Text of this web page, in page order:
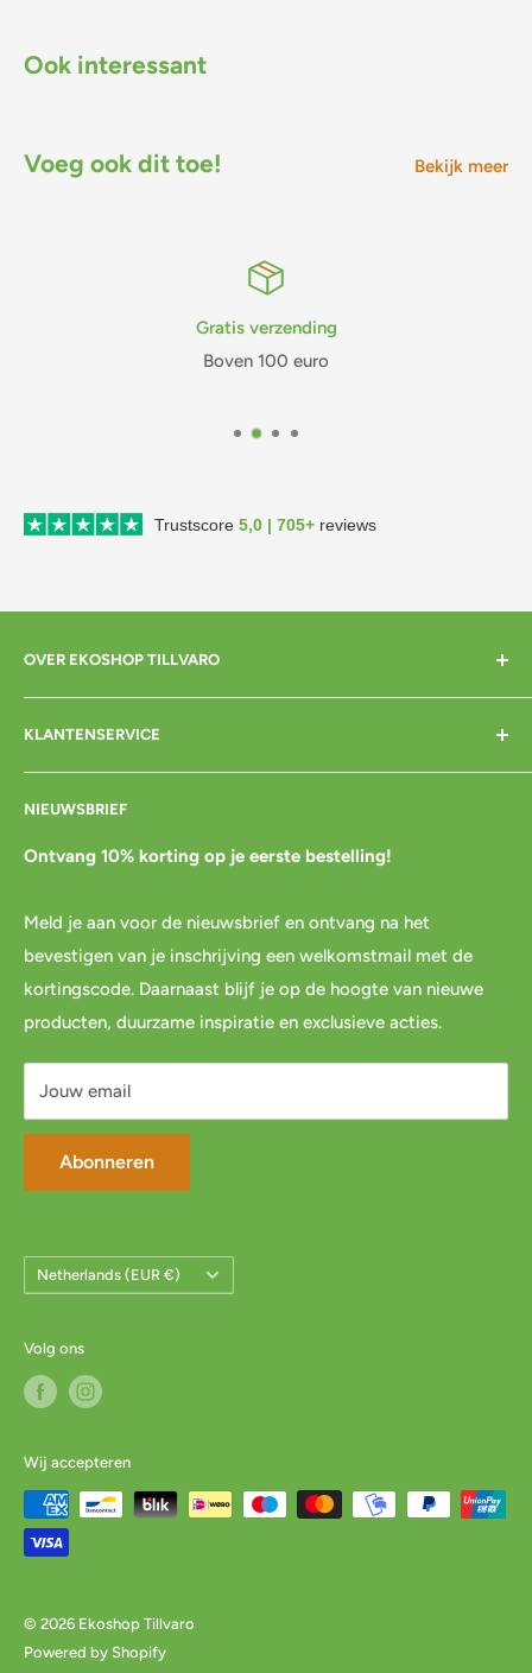
Ook interessant
Voeg ook dit toe! Bekijk meer
Gratis verzending
Boven 100 euro
Trustscore 5,0 | 705+ reviews
OVER EKOSHOP TILLVARO
Home
Over mij
Contact
Cadeaubon
Pre-order
Blog
Links
Privacybeleid
Servicevoorwaarden
KLANTENSERVICE
Bezorgen
Betalen
Bestellen
Spaar & verdien
Cadeau inpakservice
FAQ
Mijn account
NIEUWSBRIEF
Ontvang 10% korting op je eerste bestelling!
Meld je aan voor de nieuwsbrief en ontvang na het
bevestigen van je inschrijving een welkomstmail met de
kortingscode. Daarnaast blijf je op de hoogte van nieuwe
producten, duurzame inspiratie en exclusieve acties.
Jouw email
Abonneren
Land/Regio
Netherlands (EUR €)
Volg ons
Wij accepteren
© 2026 Ekoshop Tillvaro
Powered by Shopify